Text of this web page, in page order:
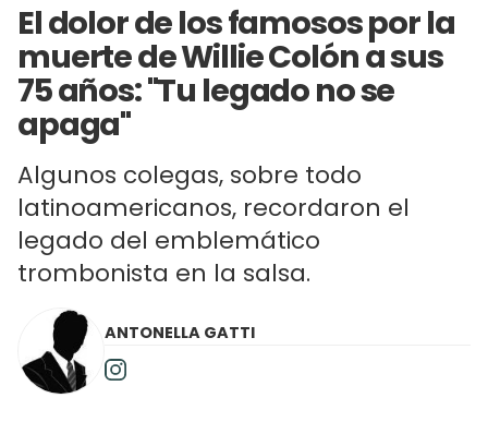
El dolor de los famosos por la
muerte de Willie Colón a sus
75 años: "Tu legado no se
apaga"
Algunos colegas, sobre todo
latinoamericanos, recordaron el
legado del emblemático
trombonista en la salsa.
ANTONELLA GATTI